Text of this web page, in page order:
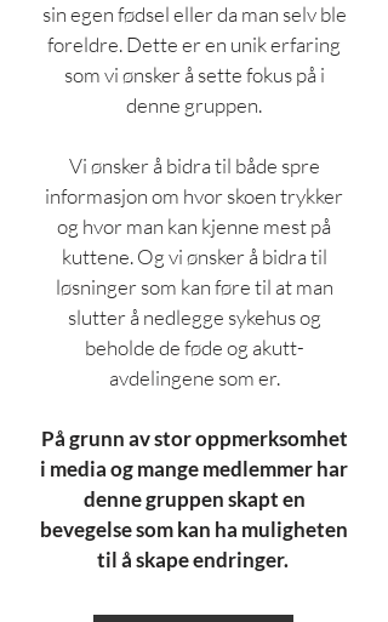
sin egen fødsel eller da man selv ble
foreldre. Dette er en unik erfaring
som vi ønsker å sette fokus på i
denne gruppen.
Vi ønsker å bidra til både spre
informasjon om hvor skoen trykker
og hvor man kan kjenne mest på
kuttene. Og vi ønsker å bidra til
løsninger som kan føre til at man
slutter å nedlegge sykehus og
beholde de føde og akutt-
avdelingene som er.
På grunn av stor oppmerksomhet
i media og mange medlemmer har
denne gruppen skapt en
bevegelse som kan ha muligheten
til å skape endringer.